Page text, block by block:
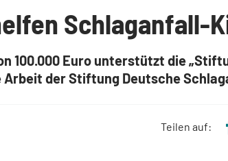
Schlaganfall-
100.000 Euro unterstützt die
Arbeit der Stiftung Deutsche
Teilen auf: